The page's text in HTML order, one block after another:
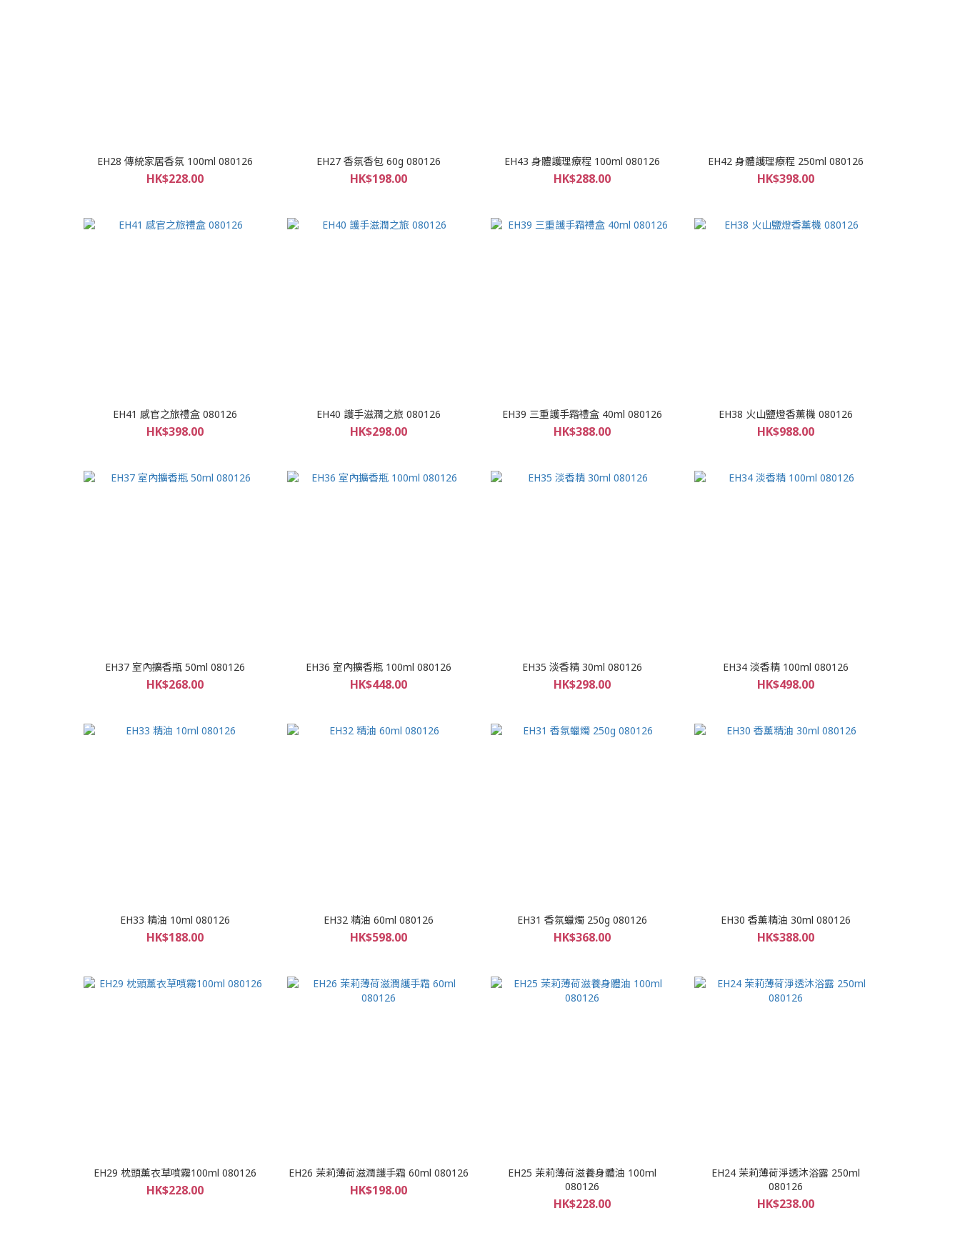
EH28 傳統家居香氛 100ml 080126
HK$228.00
EH27 香氛香包 60g 080126
HK$198.00
EH43 身體護理療程 100ml 080126
HK$288.00
EH42 身體護理療程 250ml 080126
HK$398.00
EH41 感官之旅禮盒 080126
HK$398.00
EH40 護手滋潤之旅 080126
HK$298.00
EH39 三重護手霜禮盒 40ml 080126
HK$388.00
EH38 火山鹽燈香薰機 080126
HK$988.00
EH37 室內擴香瓶 50ml 080126
HK$268.00
EH36 室內擴香瓶 100ml 080126
HK$448.00
EH35 淡香精 30ml 080126
HK$298.00
EH34 淡香精 100ml 080126
HK$498.00
EH33 精油 10ml 080126
HK$188.00
EH32 精油 60ml 080126
HK$598.00
EH31 香氛蠟燭 250g 080126
HK$368.00
EH30 香薰精油 30ml 080126
HK$388.00
EH29 枕頭薰衣草噴霧100ml 080126
HK$228.00
EH26 茉莉薄荷滋潤護手霜 60ml 080126
HK$198.00
EH25 茉莉薄荷滋養身體油 100ml
080126
HK$228.00
EH24 茉莉薄荷淨透沐浴露 250ml
080126
HK$238.00